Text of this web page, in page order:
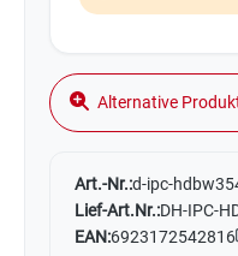
Alternative
Art.-Nr.:d-ipc-
Lief-Art.Nr.:DH-IPC-
EAN:6923172542816